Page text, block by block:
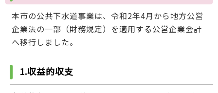
本市の公共下水道事業は、令和2年4月から地方公営
企業法の一部（財務規定）を適用する公営企業会計
へ移行しました。
1.収益的収支